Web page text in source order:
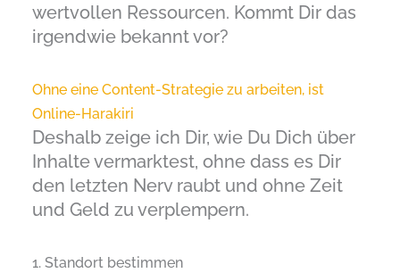
wertvollen Ressourcen. Kommt Dir das
irgendwie bekannt vor?
Ohne eine Content-Strategie zu arbeiten, ist
Online-Harakiri
Deshalb zeige ich Dir, wie Du Dich über
Inhalte vermarktest, ohne dass es Dir
den letzten Nerv raubt und ohne Zeit
und Geld zu verplempern.
1. Standort bestimmen